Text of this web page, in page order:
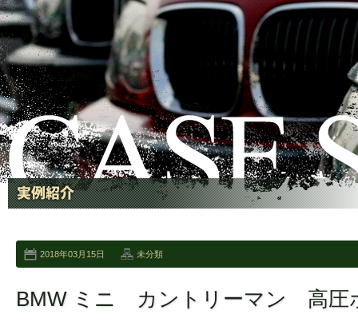
2018年03月15日 未分類
BMW ミニ カントリーマン 高